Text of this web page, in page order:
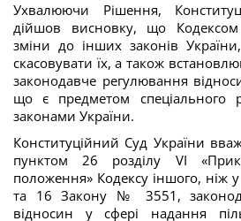
Ухвалюючи Рішення,
дійшов висновку, що
зміни до інших законів
скасовувати їх, а також
законодавче регулювання
що є предметом спеціального
законами України.
Конституційний Суд України
пунктом 26 розділу VI
положення» Кодексу іншого, ніж
та 16 Закону № 3551,
відносин у сфері надання